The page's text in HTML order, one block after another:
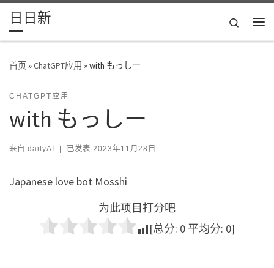
Skip to content
日日新
Search
首页»ChatGPT应用 »with もっしー
CHATGPT应用
with もっしー
来自 dailyAI | 已发表 2023年11月28日
Japanese love bot Mosshi
为此项目打分吧
[总分: 0 平均分: 0]